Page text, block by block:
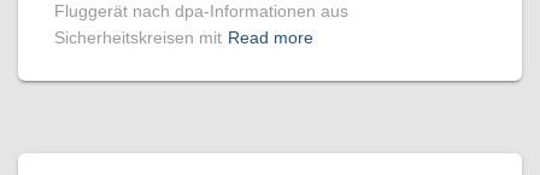
Fluggerät nach dpa-Informationen aus
Sicherheitskreisen mit Read more